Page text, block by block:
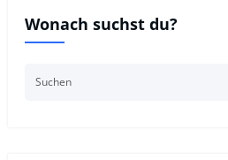
Wonach suchst du?